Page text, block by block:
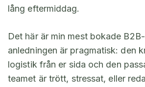
lång eftermiddag.
Det här är min mest bokade
anledningen är pragmatisk: den
logistik från er sida och den
teamet är trött, stressat, eller